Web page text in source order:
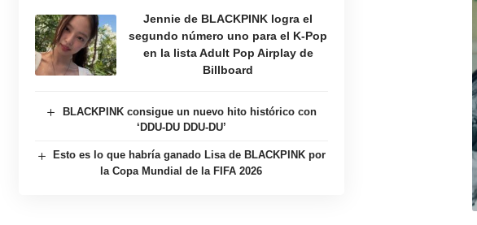
Jennie de BLACKPINK logra el
segundo número uno para el K-Pop
en la lista Adult Pop Airplay de
Billboard
BLACKPINK consigue un nuevo hito histórico con
‘DDU-DU DDU-DU’
Esto es lo que habría ganado Lisa de BLACKPINK por
la Copa Mundial de la FIFA 2026